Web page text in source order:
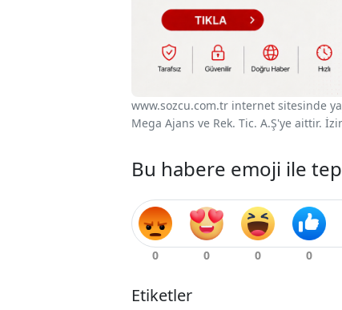
www.sozcu.com.tr internet sitesinde
Mega Ajans ve Rek. Tic. A.Ş'ye aittir.
Bu habere emoji ile
Etiketler